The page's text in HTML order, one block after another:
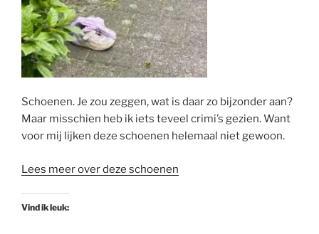
Schoenen. Je zou zeggen, wat is daar zo bijzonder aan?
Maar misschien heb ik iets teveel crimi’s gezien. Want
voor mij lijken deze schoenen helemaal niet gewoon.
Lees meer over deze schoenen
Vind ik leuk: